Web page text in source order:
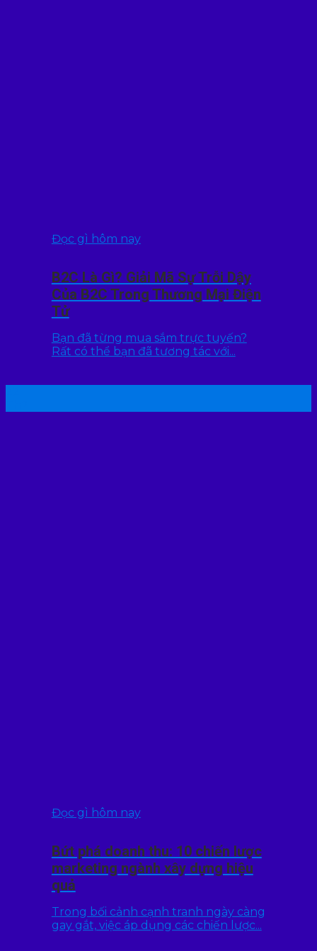
Đọc gì hôm nay
B2C Là Gì? Giải Mã Sự Trỗi Dậy
Của B2C Trong Thương Mại Điện
Tử
Bạn đã từng mua sắm trực tuyến?
Rất có thể bạn đã tương tác với...
Đọc gì hôm nay
Bứt phá doanh thu: 10 chiến lược
marketing ngành xây dựng hiệu
quả
Trong bối cảnh cạnh tranh ngày càng
gay gắt, việc áp dụng các chiến lược...